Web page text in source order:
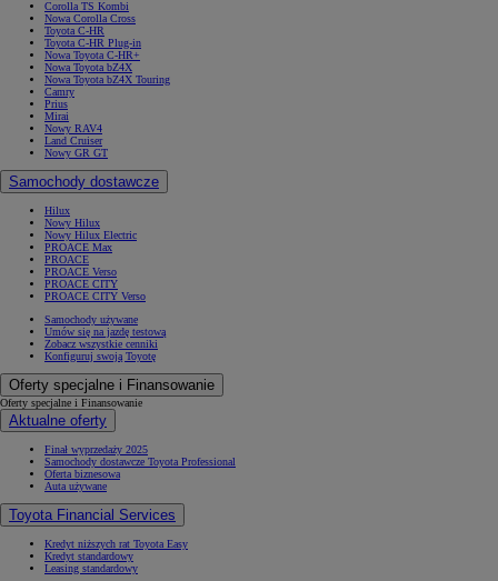
Corolla TS Kombi
Nowa Corolla Cross
Toyota C-HR
Toyota C-HR Plug-in
Nowa Toyota C-HR+
Nowa Toyota bZ4X
Nowa Toyota bZ4X Touring
Camry
Prius
Mirai
Nowy RAV4
Land Cruiser
Nowy GR GT
Samochody dostawcze
Hilux
Nowy Hilux
Nowy Hilux Electric
PROACE Max
PROACE
PROACE Verso
PROACE CITY
PROACE CITY Verso
Samochody używane
Umów się na jazdę testową
Zobacz wszystkie cenniki
Konfiguruj swoją Toyotę
Oferty specjalne i Finansowanie
Oferty specjalne i Finansowanie
Aktualne oferty
Finał wyprzedaży 2025
Samochody dostawcze Toyota Professional
Oferta biznesowa
Auta używane
Toyota Financial Services
Kredyt niższych rat Toyota Easy
Kredyt standardowy
Leasing standardowy